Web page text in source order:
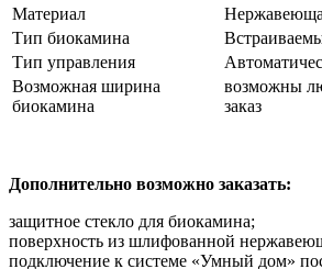
Материал
Тип биокамина
Тип управления
Возможная ширина
биокамина
возможны
заказ
Дополнительно возможно заказать:
защитное стекло для биокамина;
поверхность из шлифованной
подключение к системе «Умный дом»